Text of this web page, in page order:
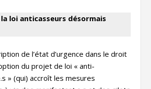
loi anticasseurs désormais
de l’état d’urgence dans le droit
du projet de loi « anti-
» (qui) accroît les mesures